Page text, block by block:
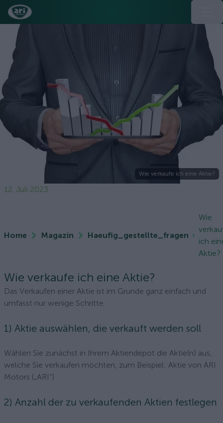
Wie verkaufe ich eine Aktie?
12. Juli 2023
Home Magazin Haeufig_gestellte_fragen
Wie
ich
Aktie?
Wie verkaufe ich eine Aktie?
Das Verkaufen einer Aktie ist im Grunde ganz einfach und
umfasst nur wenige Schritte.
1) Aktie auswählen, die verkauft werden soll
Wählen Sie zunächst in Ihrem Aktiendepot die Aktie(n) aus,
welche Sie verkaufen möchten, zum Beispiel: Aktie von ARI
Motors („ARI“)
2) Anzahl der zu verkaufenden Aktien festlegen